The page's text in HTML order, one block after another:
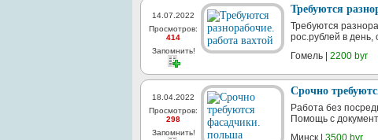
14.07.2022
Просмотров:
414
Запомнить!
Требуются
Требуются
рос.рублей в день,
Гомель | 2200 byr
18.04.2022
Просмотров:
298
Запомнить!
Срочно
Работа без
Помощь с
Минск | 3500 byr